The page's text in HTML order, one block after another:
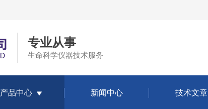
专业从事
生命科学仪器技术服务
产品中心 新闻中心 技术文章